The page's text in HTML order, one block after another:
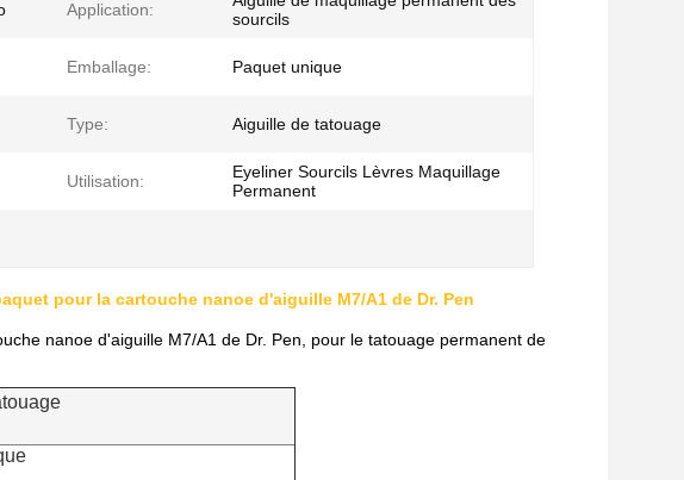
Application:
sourcils
Emballage: Paquet unique
Type: Aiguille de tatouage
Utilisation:
Eyeliner Sourcils Lèvres Maquillage
Permanent
pour la cartouche nanoe d'aiguille M7/A1 de Dr. Pen
nanoe d'aiguille M7/A1 de Dr. Pen, pour le tatouage permanent de